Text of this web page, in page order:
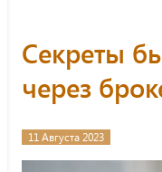
Секреты
через
11 Августа 2023